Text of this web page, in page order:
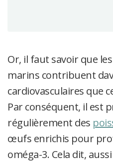
Or, il faut savoir que
marins contribuent
cardiovasculaires que
Par conséquent, il est
régulièrement des
œufs enrichis pour
oméga-3. Cela dit,